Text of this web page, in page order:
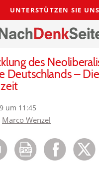
UNTERSTÜTZEN SIE UNS
des
Deutschlands – Die
um 11:45
Marco Wenzel